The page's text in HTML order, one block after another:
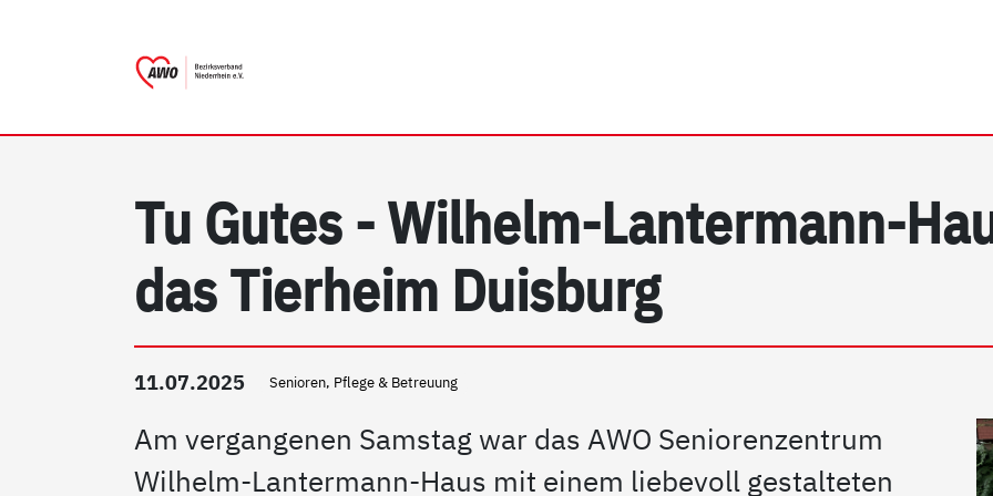
Tu Gutes - Wilhelm-Lantermann-
das Tierheim Duisburg
11.07.2025 Senioren, Pflege & Betreuung
Am vergangenen Samstag war das AWO Seniorenzentrum
Wilhelm-Lantermann-Haus mit einem liebevoll gestalteten